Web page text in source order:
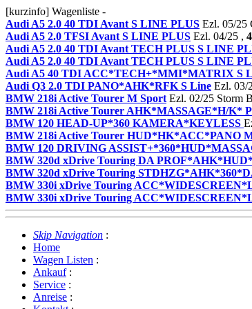
[kurzinfo] Wagenliste -
Audi A5 2.0 40 TDI Avant S LINE PLUS Ezl. 05/25
Audi A5 2.0 TFSI Avant S LINE PLUS Ezl. 04/25 ,
Audi A5 2.0 40 TDI Avant TECH PLUS S LINE
Audi A5 2.0 40 TDI Avant TECH PLUS S LINE
Audi A5 40 TDI ACC*TECH+*MMI*MATRIX S
Audi Q3 2.0 TDI PANO*AHK*RFK S Line Ezl. 03/
BMW 218i Active Tourer M Sport Ezl. 02/25 Storm
BMW 218i Active Tourer AHK*MASSAGE*H/K*
BMW 120 HEAD-UP*360 KAMERA*KEYLESS
BMW 218i Active Tourer HUD*HK*ACC*PANO
BMW 120 DRIVING
BMW 320d xDrive Touring DA
BMW 320d xDrive Touring
BMW 330i xDrive Touring
BMW 330i xDrive Touring
Skip Navigation :
Home
Wagen Listen :
Ankauf:
Service :
Anreise :